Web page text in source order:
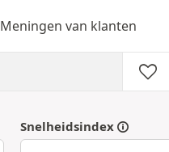
Meningen van klanten
Snelheidsindex